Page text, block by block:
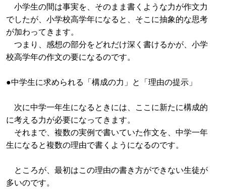
小学生の間は事実を、そのまま書くような力が作文力
でしたが、小学校高学年になると、そこに抽象的な思考
が加わってきます。
つまり、感想の部分をどれだけ深く書けるかが、小学
校高学年の作文の要になるのです。
●中学生に求められる「構成の力」と「理由の提示」
次に中学一年生になるときには、ここに新たに構成的
に考える力が必要になってきます。
それまで、複数の実例で書いていた作文を、中学一年
生になると複数の理由で書くようになるのです。
ところが、最初はこの理由の書き方ができない生徒が
多いのです。